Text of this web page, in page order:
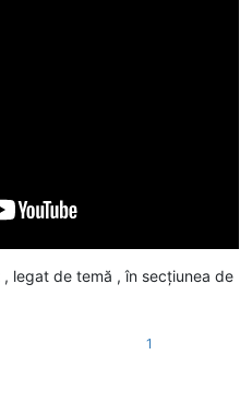
legat de temă , în secțiunea de
1